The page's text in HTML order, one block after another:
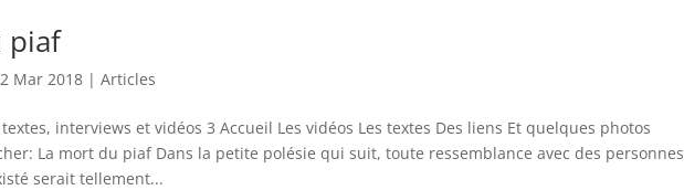
piaf
2 Mar 2018 |Articles
interviews et vidéos 3 Accueil Les vidéos Les textes Des liens Et quelques photos
La mort du piaf Dans la petite polésie qui suit, toute ressemblance avec des personnes
serait tellement...